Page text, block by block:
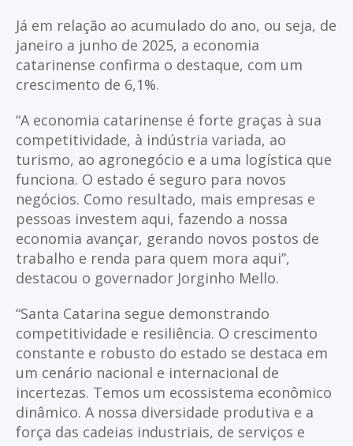
Já em relação ao acumulado do ano, ou seja, de
janeiro a junho de 2025, a economia
catarinense confirma o destaque, com um
crescimento de 6,1%.
“A economia catarinense é forte graças à sua
competitividade, à indústria variada, ao
turismo, ao agronegócio e a uma logística que
funciona. O estado é seguro para novos
negócios. Como resultado, mais empresas e
pessoas investem aqui, fazendo a nossa
economia avançar, gerando novos postos de
trabalho e renda para quem mora aqui”,
destacou o governador Jorginho Mello.
“Santa Catarina segue demonstrando
competitividade e resiliência. O crescimento
constante e robusto do estado se destaca em
um cenário nacional e internacional de
incertezas. Temos um ecossistema econômico
dinâmico. A nossa diversidade produtiva e a
força das cadeias industriais, de serviços e